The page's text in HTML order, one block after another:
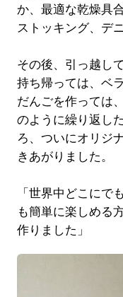
か、最適な乾燥具
ストッキング、デ
その後、引っ越し
持ち帰っては、ベ
だんごを作っては
のように繰り返し
ろ、ついにオリジ
きあがりました。
「世界中どこにで
も簡単に楽しめる
作りました」